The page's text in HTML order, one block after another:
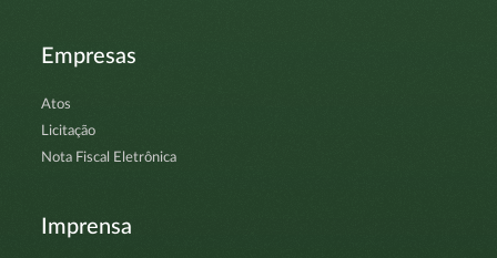
Empresas
Atos
Licitação
Nota Fiscal Eletrônica
Imprensa